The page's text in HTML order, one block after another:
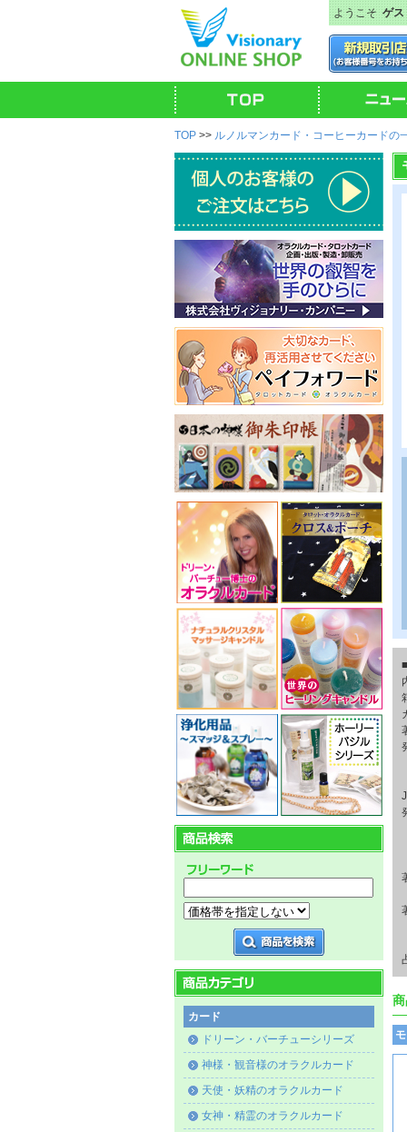
ようこそゲス
TOP >> ルノルマンカード・コーヒーカードの
カード
ドリーン・バーチューシリーズ
神様・観音様のオラクルカード
天使・妖精のオラクルカード
女神・精霊のオラクルカード